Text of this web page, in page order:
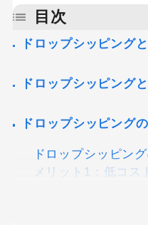
目次
ドロップシッピング
ドロップシッピング
ドロップシッピング
ドロップシッピン
メリット1：低コス